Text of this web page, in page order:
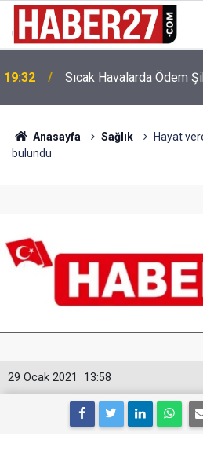
19:32 Sıcak Havalarda Ödem
Anasayfa Sağlık
Hayat
bulundu
13:58
29 Ocak 2021